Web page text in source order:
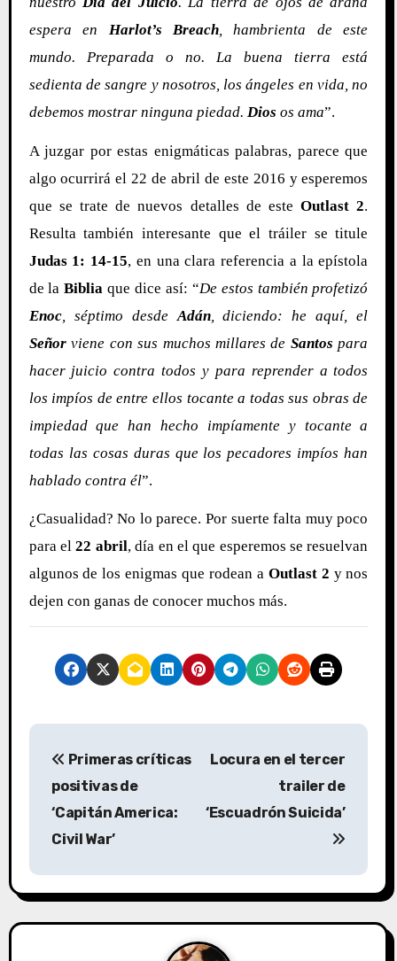
espera en Harlot’s Breach , hambrienta de este
mundo. Preparada o no. La buena tierra está
sedienta de sangre y nosotros, los ángeles en vida, no
debemos mostrar ninguna piedad. Dios os ama”.
A juzgar por estas enigmáticas palabras, parece que
algo ocurrirá el 22 de abril de este 2016 y esperemos
que se trate de nuevos detalles de esteOutlast 2.
Resulta también interesante que el tráiler se titule
Judas 1: 14-15, en una clara referencia a la epístola
de laBiblia que dice así: “De estos también profetizó
Enoc, séptimo desde Adán, diciendo: he aquí, el
Señorviene con sus muchos millares de Santos para
hacer juicio contra todos y para reprender a todos
los impíos de entre ellos tocante a todas sus obras de
impiedad que han hecho impíamente y tocante a
todas las cosas duras que los pecadores impíos han
hablado contra él”.
¿Casualidad? No lo parece. Por suerte falta muy poco
para el22 abril, día en el que esperemos se resuelvan
algunos de los enigmas que rodean a Outlast 2 y nos
dejen con ganas de conocer muchos más.
N
g
a
Primeras críticas
positivas de
‘Capitán America:
Civil War’
Locura en el tercer
trailer de
‘Escuadrón Suicida’